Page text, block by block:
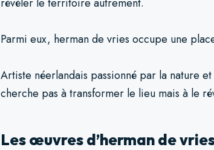
Parmi eux, herman de vries occupe une
Artiste néerlandais passionné par la nature
cherche pas à transformer le lieu mais à le
Les œuvres d’herman de